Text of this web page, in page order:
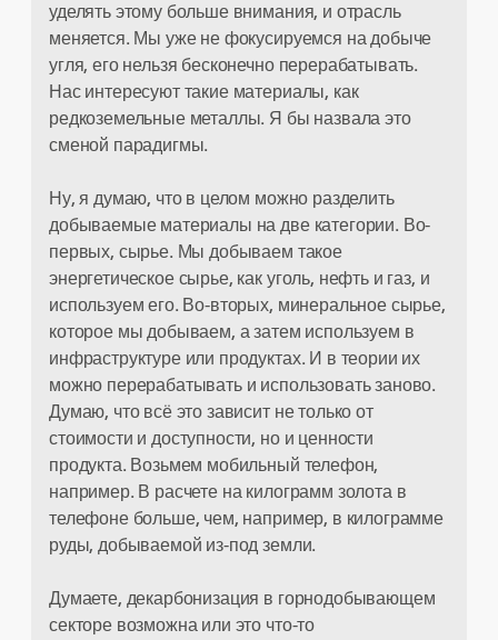
уделять этому больше внимания, и отрасль
меняется. Мы уже не фокусируемся на добыче
угля, его нельзя бесконечно перерабатывать.
Нас интересуют такие материалы, как
редкоземельные металлы. Я бы назвала это
сменой парадигмы.
Ну, я думаю, что в целом можно разделить
добываемые материалы на две категории. Во-
первых, сырье. Мы добываем такое
энергетическое сырье, как уголь, нефть и газ, и
используем его. Во-вторых, минеральное сырье,
которое мы добываем, а затем используем в
инфраструктуре или продуктах. И в теории их
можно перерабатывать и использовать заново.
Думаю, что всё это зависит не только от
стоимости и доступности, но и ценности
продукта. Возьмем мобильный телефон,
например. В расчете на килограмм золота в
телефоне больше, чем, например, в килограмме
руды, добываемой из-под земли.
Думаете, декарбонизация в горнодобывающем
секторе возможна или это что-то